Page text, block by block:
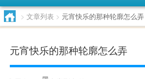
> 文章列表 > 元宵快乐的那种轮廓怎么弄
元宵快乐的那种轮廓怎么弄